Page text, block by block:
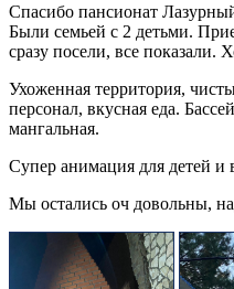
Спасибо пансионат
Были семьей с 2 детьми.
сразу посели, все показали.
Ухоженная территория,
персонал, вкусная еда.
мангальная.
Супер анимация для детей и
Мы остались оч довольны,